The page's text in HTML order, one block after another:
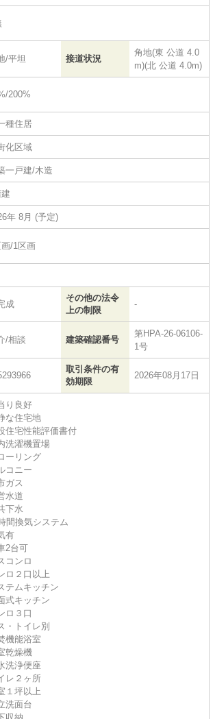
/平坦 接道状況
角地(東 公道 4.0
m)(北 公道 4.0m)
200%
種住居
化区域
一戸建/木造
年 8月 (予定)
/1区画
成
その他の法令
上の制限
-
/相談 建築確認番号
第HPA-26-06106-
1号
取引条件の有
効期限
2026年08月17日
り良好
な住宅地
住宅性能評価書付
洗濯機置場
ーリング
コニー
ガス
水道
下水
間換気システム
有
2台可
コンロ
ロ２口以上
テムキッチン
式キッチン
ロ３口
・トイレ別
機能浴室
乾燥機
洗浄便座
レ２ヶ所
１坪以上
洗面台